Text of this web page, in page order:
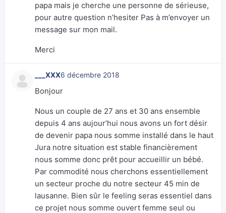
papa mais je cherche une personne de sérieuse,
pour autre question n’hesiter Pas à m’envoyer un
message sur mon mail.
Merci
___XXX6 décembre 2018
Bonjour
Nous un couple de 27 ans et 30 ans ensemble
depuis 4 ans aujour’hui nous avons un fort désir
de devenir papa nous somme installé dans le haut
Jura notre situation est stable financièrement
nous somme donc prêt pour accueillir un bébé.
Par commodité nous cherchons essentiellement
un secteur proche du notre secteur 45 min de
lausanne. Bien sûr le feeling seras essentiel dans
ce projet nous somme ouvert femme seul ou